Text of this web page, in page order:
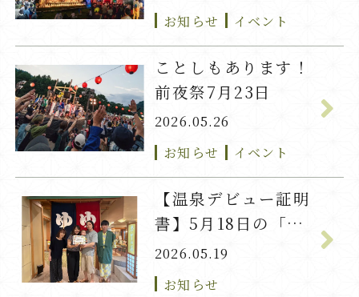
お知らせ
イベント
ことしもあります！
前夜祭7月23日
2026.05.26
お知らせ
イベント
【温泉デビュー証明
書】5月18日の「い
ろは」ちゃん
2026.05.19
お知らせ